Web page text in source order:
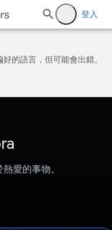
登入
的語言，但可能會出錯。
愛的事物。